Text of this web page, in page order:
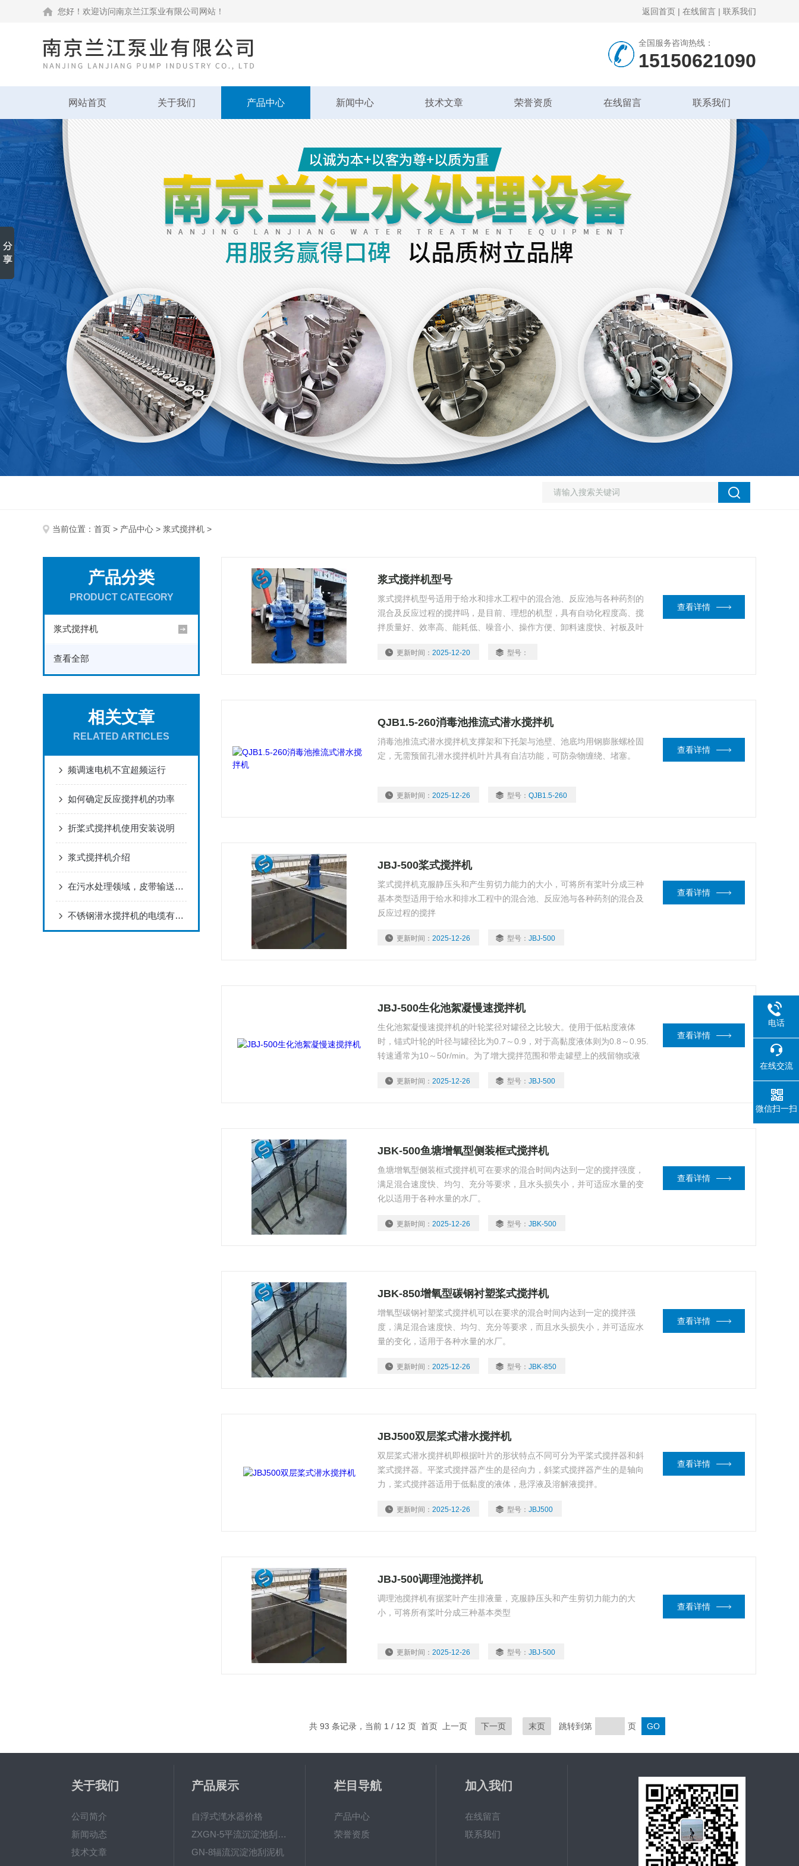
您好！欢迎访问南京兰江泵业有限公司网站！ 返回首页 | 在线留言 | 联系我们
全国服务咨询热线：
15150621090
网站首页 关于我们 产品中心 新闻中心 技术文章 荣誉资质 在线留言 联系我们
当前位置： 首页 > 产品中心 > 浆式搅拌机 >
产品分类
PRODUCT CATEGORY
浆式搅拌机
查看全部
相关文章
RELATED ARTICLES
频调速电机不宜超频运行
如何确定反应搅拌机的功率
折桨式搅拌机使用安装说明
浆式搅拌机介绍
在污水处理领域，皮带输送机的作用
不锈钢潜水搅拌机的电缆有哪些讲究？
浆式搅拌机型号
浆式搅拌机型号适用于给水和排水工程中的混合池、反应池与各种药剂的
混合及反应过程的搅拌吗，是目前、理想的机型，具有自动化程度高、搅
拌质量好、效率高、能耗低、噪音小、操作方便、卸料速度快、衬板及叶
土及各种灰浆、砂浆的搅拌。
更新时间：2025-12-20 型号：
查看详情
QJB1.5-260消毒池推流式潜水搅拌机
消毒池推流式潜水搅拌机支撑架和下托架与池壁、池底均用钢膨胀螺栓固
定，无需预留孔潜水搅拌机叶片具有自洁功能，可防杂物缠绕、堵塞。
更新时间：2025-12-26 型号：QJB1.5-260
查看详情
JBJ-500桨式搅拌机
桨式搅拌机克服静压头和产生剪切力能力的大小，可将所有桨叶分成三种
基本类型适用于给水和排水工程中的混合池、反应池与各种药剂的混合及
反应过程的搅拌
更新时间：2025-12-26 型号：JBJ-500
查看详情
JBJ-500生化池絮凝慢速搅拌机
生化池絮凝慢速搅拌机的叶轮桨径对罐径之比较大。使用于低粘度液体
时，锚式叶轮的叶径与罐径比为0.7～0.9，对于高黏度液体则为0.8～0.95.
转速通常为10～50r/min。为了增大搅拌范围和带走罐壁上的残留物或液
的轮廓也有椭圆、锥形等。
更新时间：2025-12-26 型号：JBJ-500
查看详情
JBK-500鱼塘增氧型侧装框式搅拌机
鱼塘增氧型侧装框式搅拌机可在要求的混合时间内达到一定的搅拌强度，
满足混合速度快、均匀、充分等要求，且水头损失小，并可适应水量的变
化以适用于各种水量的水厂。
更新时间：2025-12-26 型号：JBK-500
查看详情
JBK-850增氧型碳钢衬塑桨式搅拌机
增氧型碳钢衬塑桨式搅拌机可以在要求的混合时间内达到一定的搅拌强
度，满足混合速度快、均匀、充分等要求，而且水头损失小，并可适应水
量的变化，适用于各种水量的水厂。
更新时间：2025-12-26 型号：JBK-850
查看详情
JBJ500双层桨式潜水搅拌机
双层桨式潜水搅拌机即根据叶片的形状特点不同可分为平桨式搅拌器和斜
桨式搅拌器。平桨式搅拌器产生的是径向力，斜桨式搅拌器产生的是轴向
力，桨式搅拌器适用于低黏度的液体，悬浮液及溶解液搅拌。
更新时间：2025-12-26 型号：JBJ500
查看详情
JBJ-500调理池搅拌机
调理池搅拌机有据桨叶产生排液量，克服静压头和产生剪切力能力的大
小，可将所有桨叶分成三种基本类型
更新时间：2025-12-26 型号：JBJ-500
查看详情
共 93 条记录，当前 1 / 12 页 首页 上一页 下一页 末页 跳转到第 页
关于我们
公司简介
新闻动态
技术文章
产品展示
自浮式滗水器价格
ZXGN-5平流沉淀池刮泥机
GN-8辐流沉淀池刮泥机
栏目导航
产品中心
荣誉资质
加入我们
在线留言
联系我们
电话
在线交流
微信扫一扫